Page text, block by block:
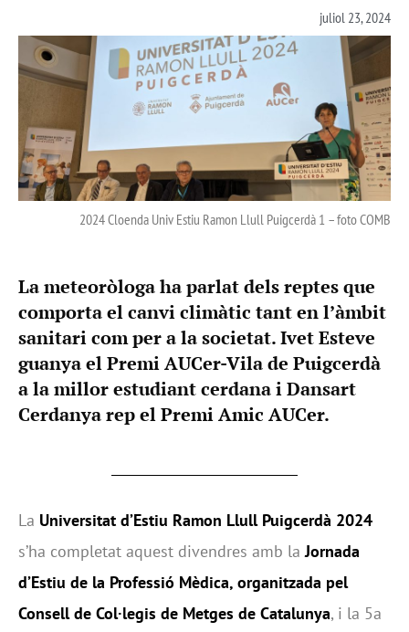
juliol 23, 2024
2024 Cloenda Univ Estiu Ramon Llull Puigcerdà 1 – foto COMB
La meteoròloga ha parlat dels reptes que
comporta el canvi climàtic tant en l’àmbit
sanitari com per a la societat. Ivet Esteve
guanya el Premi AUCer-Vila de Puigcerdà
a la millor estudiant cerdana i Dansart
Cerdanya rep el Premi Amic AUCer.
La Universitat d’Estiu Ramon Llull Puigcerdà 2024
s’ha completat aquest divendres amb laJornada
d’Estiu de la Professió Mèdica, organitzada pel
Consell de Col·legis de Metges de Catalunya, i la 5a